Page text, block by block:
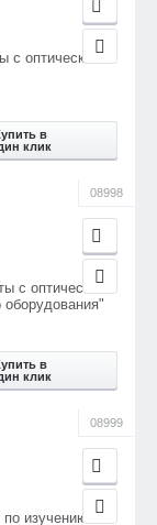
с оптическим
в
клик
08998
с оптическим
в
клик
08999
изучению